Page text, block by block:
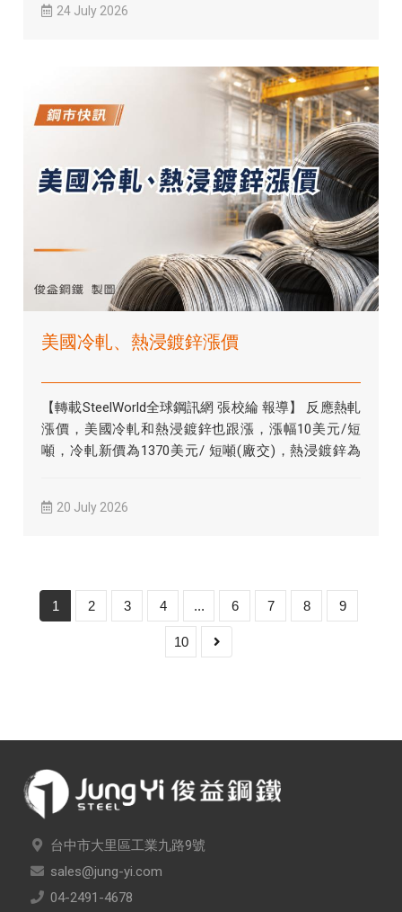
24 July 2026
美國冷軋、熱浸鍍鋅漲價
【轉載SteelWorld全球鋼訊網 張校綸 報導】 反應熱軋
漲價，美國冷軋和熱浸鍍鋅也跟漲，漲幅10美元/短
噸，冷軋新價為1370美元/ 短噸(廠交)，熱浸鍍鋅為
20 July 2026
1 2 3 4 ... 6 7 8 9
10
台中市大里區工業九路9號
sales@jung-yi.com
04-2491-4678